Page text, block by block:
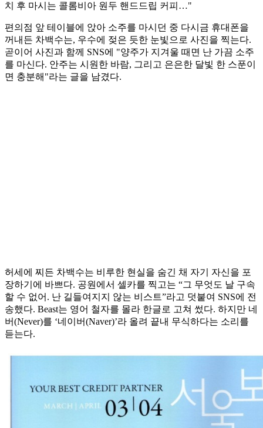
치 후 마시는 콜롬비아 원두 핸드드립 커피…"
편의점 앞 테이블에 앉아 소주를 마시던 중 다시금 휴대폰을
꺼내든 차백수는, 우수에 젖은 듯한 눈빛으로 사진을 찍는다.
곧이어 사진과 함께 SNS에 "양주가 지겨울 때면 난 가끔 소주
를 마신다. 안주는 시원한 바람, 그리고 은은한 달빛 한 스푼이
면 충분해"라는 글을 남겼다.
허세에 찌든 차백수는 비루한 현실을 숨긴 채 자기 자신을 포
장하기에 바쁘다. 공원에서 셀카를 찍고는 “그 무엇도 날 구속
할 수 없어. 난 길들여지지 않는 비스트”라고 덧붙여 SNS에 전
송했다. Beast는 영어 철자를 몰라 한글로 고쳐 썼다. 하지만 네
버(Never)를 ‘네이버(Naver)’라 올려 끝내 무식하다는 소리를
듣는다.